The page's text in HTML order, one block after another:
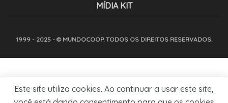
MÍDIA KIT
1999 - 2025 - © MUNDOCOOP. TODOS OS DIREITOS RESERVADOS.
Este site utiliza cookies. Ao continuar a usar este site,